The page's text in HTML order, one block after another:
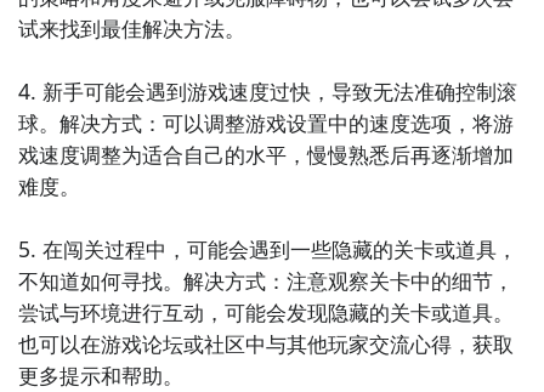
点击高速下载和GD一起面对面
试来找到最佳解决方法。
4. 新手可能会遇到游戏速度过快，导致无法准确控制滚
球。解决方式：可以调整游戏设置中的速度选项，将游
戏速度调整为适合自己的水平，慢慢熟悉后再逐渐增加
难度。
5. 在闯关过程中，可能会遇到一些隐藏的关卡或道具，
不知道如何寻找。解决方式：注意观察关卡中的细节，
尝试与环境进行互动，可能会发现隐藏的关卡或道具。
也可以在游戏论坛或社区中与其他玩家交流心得，获取
更多提示和帮助。